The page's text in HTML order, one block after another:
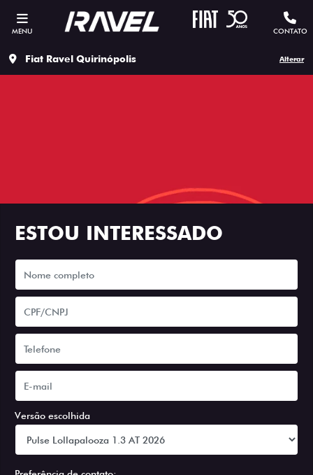
MENU CONTATO
Fiat Ravel Quirinópolis Alterar
ESTOU INTERESSADO
Versão escolhida